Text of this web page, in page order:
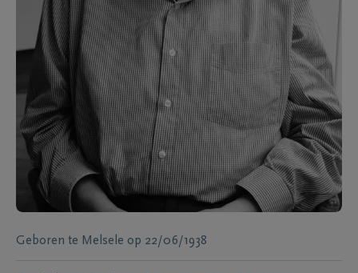
Geboren te Melsele op 22/06/1938